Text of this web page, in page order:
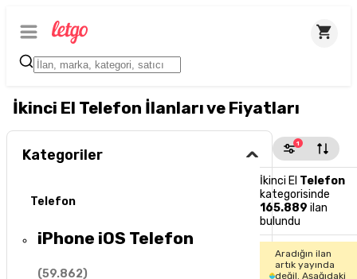
İkinci El Telefon İlanları ve Fiyatları
Kategoriler
Telefon
iPhone iOS Telefon
(59.862)
1
İkinci El Telefon
kategorisinde
165.889 ilan
bulundu
Aradığın ilan
artık yayında
değil. Aşağıdaki